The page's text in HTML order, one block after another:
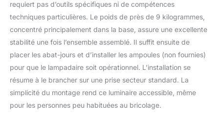
éternel et ne perd
jamais son éclat ni sa
beauté ; Cette lampe
laissera un héritage aux
toutes les générations
à venir. UNIQUE :
Chaque abat-jour est
unique de par les
différentes nuances et
formes de verre
requiert pas d’outils spécifiques ni de compétences
techniques particulières. Le poids de près de 9 kilogrammes,
concentré principalement dans la base, assure une excellente
stabilité une fois l’ensemble assemblé. Il suffit ensuite de
placer les abat-jours et d’installer les ampoules (non fournies)
pour que le lampadaire soit opérationnel. L’installation se
résume à le brancher sur une prise secteur standard. La
simplicité du montage rend ce luminaire accessible, même
pour les personnes peu habituées au bricolage.